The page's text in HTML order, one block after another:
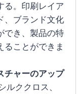
る。印刷レイア
、ブランド文化
でき、製品の特
ることができま
チャーのアップ
ルククロス、